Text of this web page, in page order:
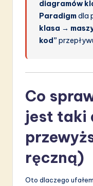
diagramów
Paradigmdla
klasa →
kod”
Co
jest taki
ręczną)
Oto dlaczego